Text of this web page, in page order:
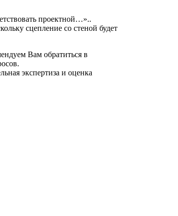
проектной…»..
сцепление со стеной будет
Вам обратиться в
экспертиза и оценка